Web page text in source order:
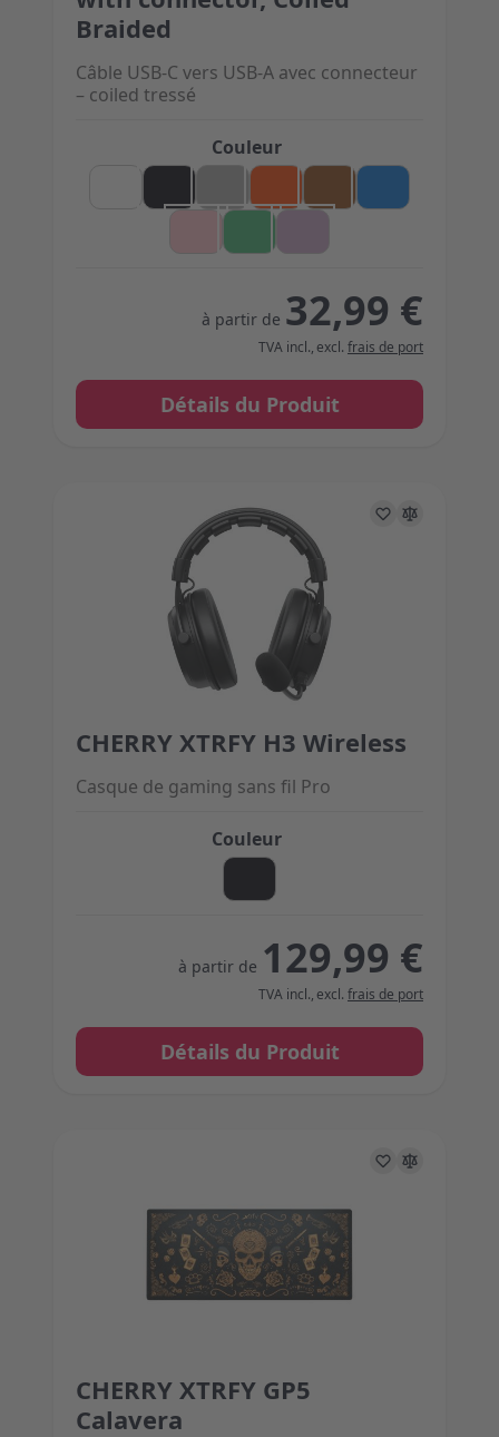
Couleur
Câble USB-C vers USB-A avec connecteur
– coiled tressé
Braided
à partir de 32,99 €
TVA incl., excl. frais de port
Détails du Produit
Couleur
Casque de gaming sans fil Pro
The price depends on the options chosen on the
CHERRY XTRFY H3 Wireless
à partir de 129,99 €
TVA incl., excl. frais de port
Détails du Produit
The price depends on the options chosen on the
CHERRY XTRFY GP5
Calavera